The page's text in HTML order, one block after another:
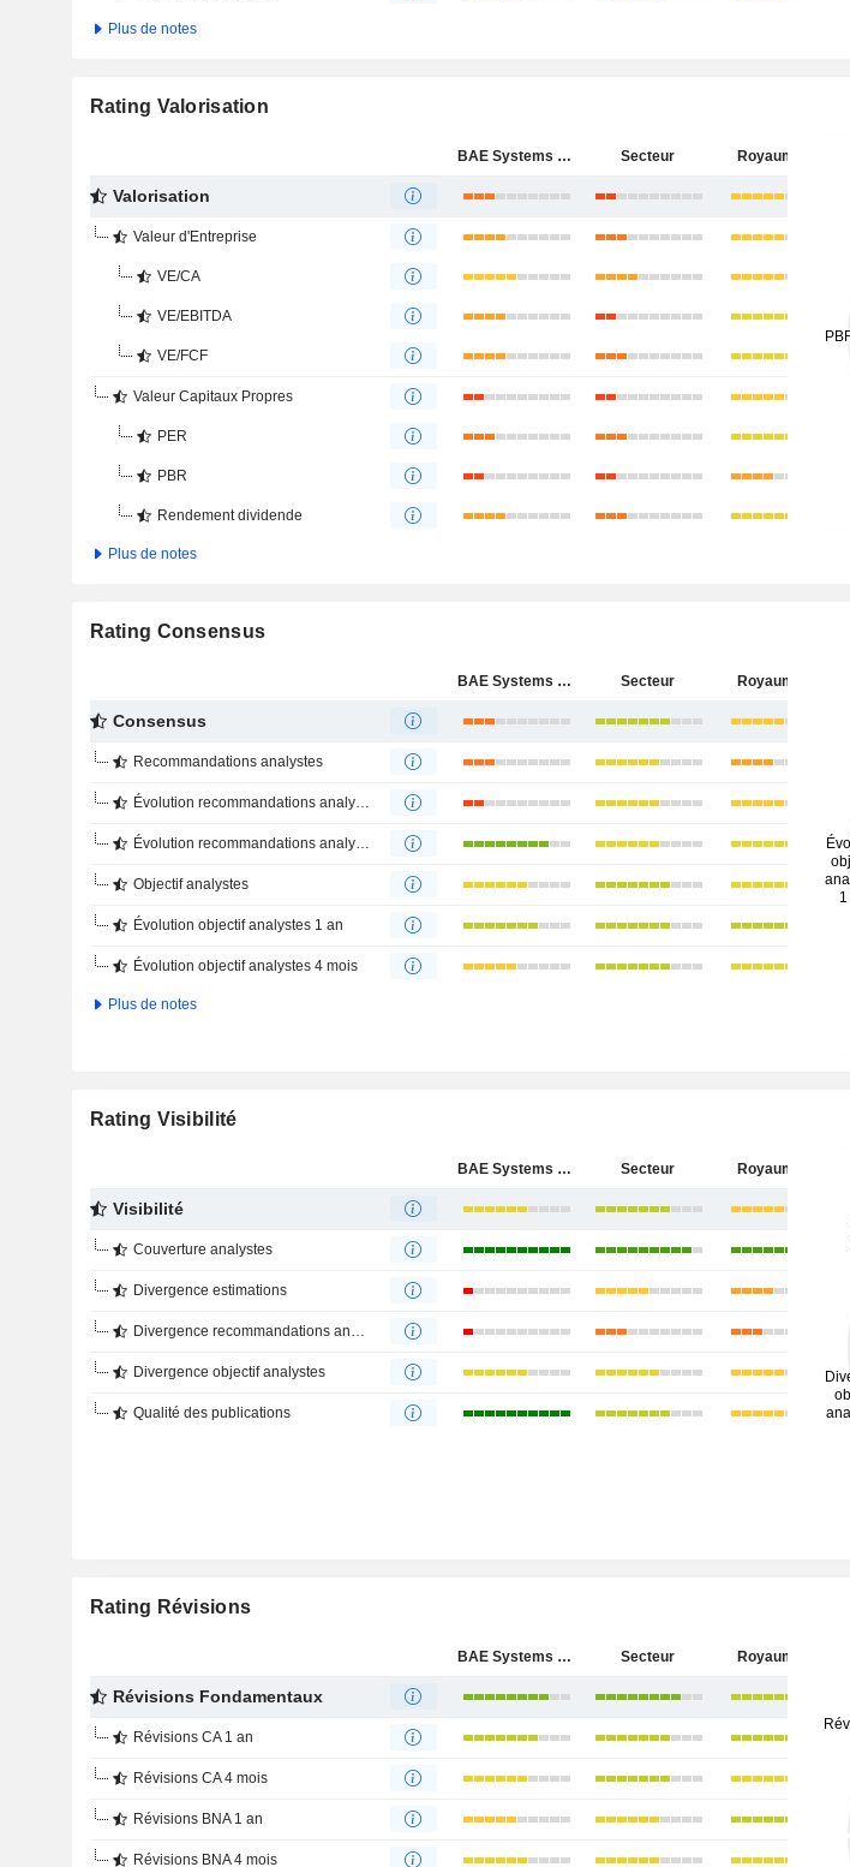
Plus de notes
Rating Valorisation
BAE Systems plc Secteur Royaume-Uni
Valorisation
Valeur d'Entreprise
VE/CA
VE/EBITDA
VE/FCF
Valeur Capitaux Propres
PER
PBR
Rendement dividende
Plus de notes
Rating Consensus
BAE Systems plc Secteur Royaume-Uni
Consensus
Recommandations analystes
Évolution recommandations analystes 1 an
Évolution recommandations analystes 4 mois
Objectif analystes
Évolution objectif analystes 1 an
Évolution objectif analystes 4 mois
Plus de notes
Rating Visibilité
BAE Systems plc Secteur Royaume-Uni
Visibilité
Couverture analystes
Divergence estimations
Divergence recommandations analystes
Divergence objectif analystes
Qualité des publications
Rating Révisions
BAE Systems plc Secteur Royaume-Uni
Révisions Fondamentaux
Révisions CA 1 an
Révisions CA 4 mois
Révisions BNA 1 an
Révisions BNA 4 mois